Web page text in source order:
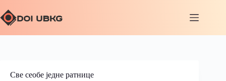
Све сеобе једне ратнице